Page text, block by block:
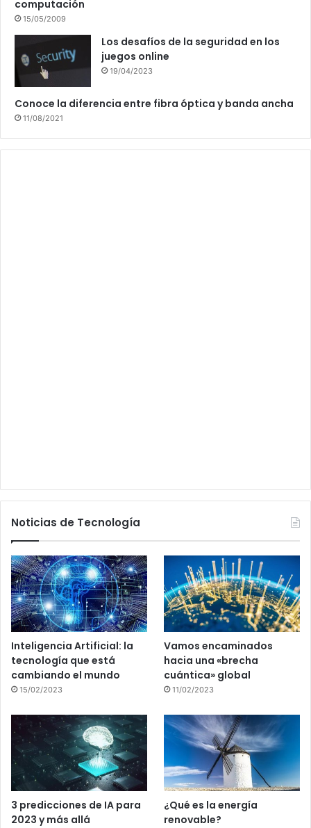
computación
15/05/2009
Los desafíos de la seguridad en los
juegos online
19/04/2023
Conoce la diferencia entre fibra óptica y banda ancha
11/08/2021
Noticias de Tecnología
Inteligencia Artificial: la
tecnología que está
cambiando el mundo
15/02/2023
Vamos encaminados
hacia una «brecha
cuántica» global
11/02/2023
3 predicciones de IA para
2023 y más allá
¿Qué es la energía
renovable?